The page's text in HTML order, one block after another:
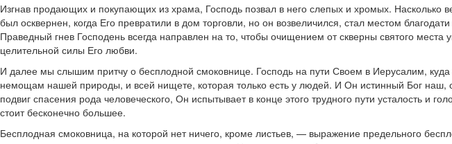
Изгнав продающих и покупающих из храма, Господь позвал в него слепых и хромых. Насколько
был осквернен, когда Его превратили в дом торговли, но он возвеличился, стал местом
Праведный гнев Господень всегда направлен на то, чтобы очищением от скверны святого
целительной силы Его любви.
И далее мы слышим притчу о бесплодной смоковнице. Господь на пути Своем в Иерусалим,
немощам нашей природы, и всей нищете, которая только есть у людей. И Он истинный Бог
подвиг спасения рода человеческого, Он испытывает в конце этого трудного пути усталость и
стоит бесконечно большее.
Бесплодная смоковница, на которой нет ничего, кроме листьев, — выражение предельного